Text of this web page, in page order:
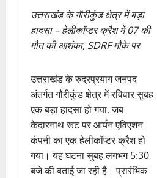
उत्तराखंड के गौरीकुंड क्षेत्र में बड़ा
हादसा – हेलीकॉप्टर क्रैश में 07 की
मौत की आशंका, SDRF मौके पर
उत्तराखंड के रुद्रप्रयाग जनपद
अंतर्गत गौरीकुंड क्षेत्र में रविवार सुबह
एक बड़ा हादसा हो गया, जब
केदारनाथ रूट पर आर्यन एविएशन
कंपनी का एक हेलीकॉप्टर क्रैश हो
गया। यह घटना सुबह लगभग 5:30
बजे की बताई जा रही है। प्रारंभिक